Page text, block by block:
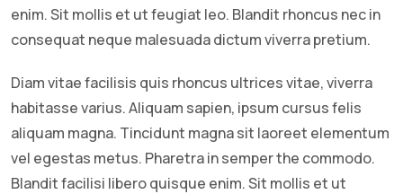
enim. Sit mollis et ut feugiat leo. Blandit rhoncus nec in
consequat neque malesuada dictum viverra pretium.
Diam vitae facilisis quis rhoncus ultrices vitae, viverra
habitasse varius. Aliquam sapien, ipsum cursus felis
aliquam magna. Tincidunt magna sit laoreet elementum
vel egestas metus. Pharetra in semper the commodo.
Blandit facilisi libero quisque enim. Sit mollis et ut